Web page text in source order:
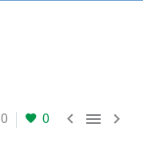
0 0   